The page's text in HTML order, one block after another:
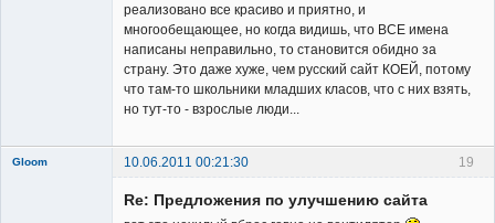
реализовано все красиво и приятно, и
многообещающее, но когда видишь, что ВСЕ имена
написаны неправильно, то становится обидно за
страну. Это даже хуже, чем русский сайт КОЕЙ, потому
что там-то школьники младших класов, что с них взять,
но тут-то - взрослые люди...
19
Gloom 10.06.2011 00:21:30
Re: Предложения по улучшению сайта